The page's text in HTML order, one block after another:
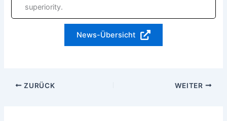
superiority.
News-Übersicht
ZURÜCK WEITER